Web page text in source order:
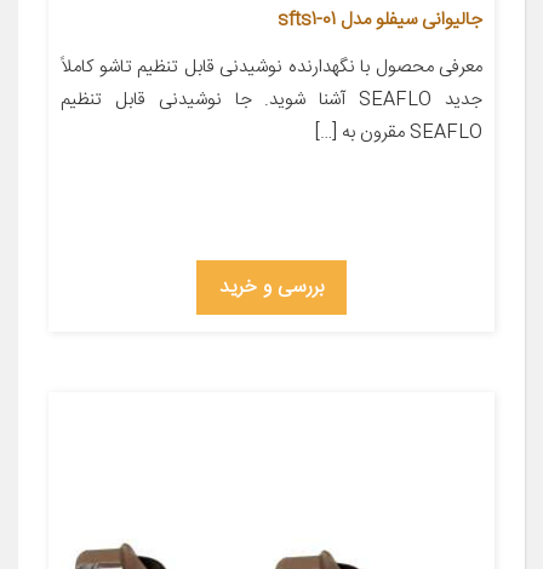
جالیوانی سیفلو مدل sfts1-01
معرفی محصول با نگهدارنده نوشیدنی قابل تنظیم تاشو کاملاً
جدید SEAFLO آشنا شوید. جا نوشیدنی قابل تنظیم
SEAFLO مقرون به […]
بررسی و خرید